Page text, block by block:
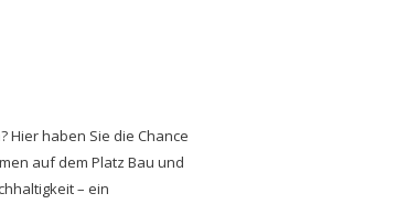
Hier haben Sie die Chance
auf dem Platz Bau und
– ein